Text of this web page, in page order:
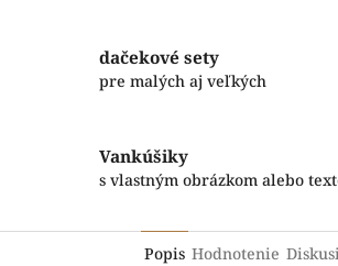
dačekové sety
pre malých aj veľkých
Vankúšiky
s vlastným obrázkom alebo
Popis Hodnotenie